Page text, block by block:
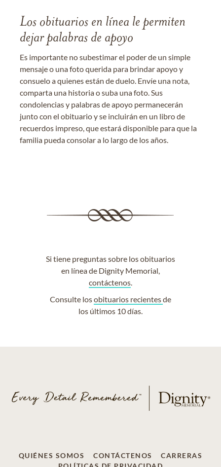
Los obituarios en línea le permiten
dejar palabras de apoyo
Es importante no subestimar el poder de un simple
mensaje o una foto querida para brindar apoyo y
consuelo a quienes están de duelo. Envíe una nota,
comparta una historia o suba una foto. Sus
condolencias y palabras de apoyo permanecerán
junto con el obituario y se incluirán en un libro de
recuerdos impreso, que estará disponible para que la
familia pueda consolar a lo largo de los años.
Si tiene preguntas sobre los obituarios
en línea de Dignity Memorial,
contáctenos.
Consulte losobituarios recientesde
los últimos 10 días.
QUIÉNES SOMOS CONTÁCTENOS
CARRERAS